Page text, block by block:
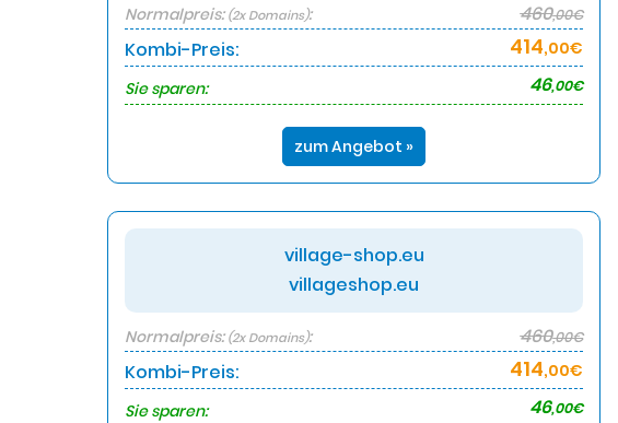
Normalpreis:(2x Domains): 460,00€
Kombi-Preis: 414,00€
Sie sparen:
46,00€
zum Angebot »
village-shop.eu
villageshop.eu
Normalpreis:(2x Domains): 460,00€
Kombi-Preis: 414,00€
Sie sparen:
46,00€